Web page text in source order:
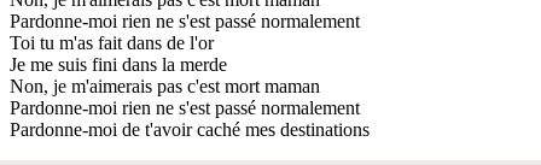
Pardonne-moi rien ne s'est passé normalement
Toi tu m'as fait dans de l'or
Je me suis fini dans la merde
Non, je m'aimerais pas c'est mort maman
Pardonne-moi rien ne s'est passé normalement
Pardonne-moi de t'avoir caché mes destinations